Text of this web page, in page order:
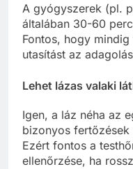
A gyógyszerek (pl.
általában 30-60
Fontos, hogy
utasítást az
Lehet lázas valaki
Igen, a láz néha az
bizonyos
Ezért fontos a
ellenőrzése, ha